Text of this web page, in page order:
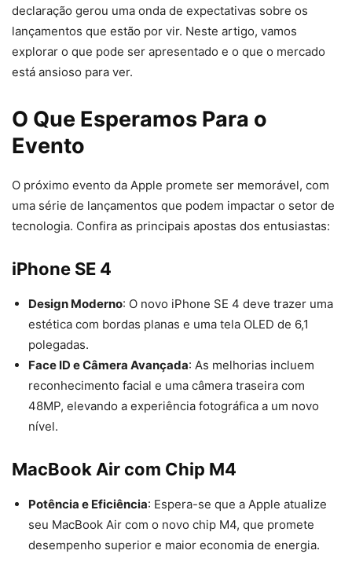
declaração gerou uma onda de expectativas sobre os
lançamentos que estão por vir. Neste artigo, vamos
explorar o que pode ser apresentado e o que o mercado
está ansioso para ver.
O Que Esperamos Para o
Evento
O próximo evento da Apple promete ser memorável, com
uma série de lançamentos que podem impactar o setor de
tecnologia. Confira as principais apostas dos entusiastas:
iPhone SE 4
Design Moderno: O novo iPhone SE 4 deve trazer uma
estética com bordas planas e uma tela OLED de 6,1
polegadas.
Face ID e Câmera Avançada: As melhorias incluem
reconhecimento facial e uma câmera traseira com
48MP, elevando a experiência fotográfica a um novo
nível.
MacBook Air com Chip M4
Potência e Eficiência: Espera-se que a Apple atualize
seu MacBook Air com o novo chip M4, que promete
desempenho superior e maior economia de energia.